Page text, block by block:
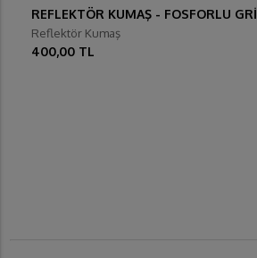
REFLEKTÖR KUMAŞ - FOSFORLU GRİ
Reflektör Kumaş
400,00 TL